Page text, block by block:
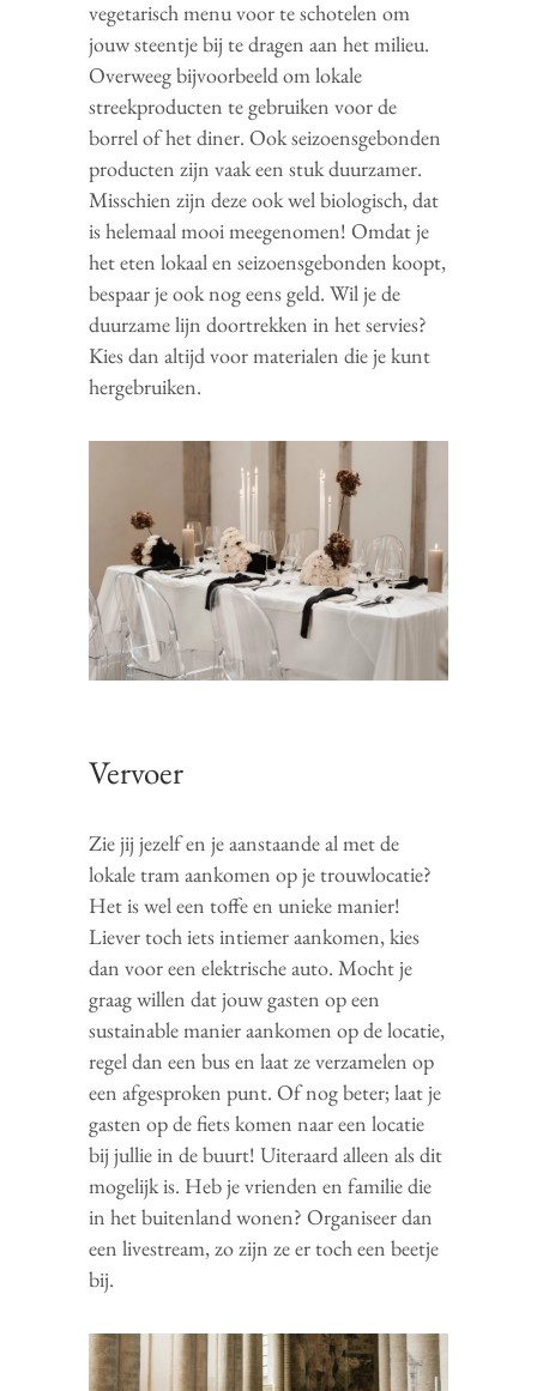
vegetarisch menu voor te schotelen om
jouw steentje bij te dragen aan het milieu.
Overweeg bijvoorbeeld om lokale
streekproducten te gebruiken voor de
borrel of het diner. Ook seizoensgebonden
producten zijn vaak een stuk duurzamer.
Misschien zijn deze ook wel biologisch, dat
is helemaal mooi meegenomen! Omdat je
het eten lokaal en seizoensgebonden koopt,
bespaar je ook nog eens geld. Wil je de
duurzame lijn doortrekken in het servies?
Kies dan altijd voor materialen die je kunt
hergebruiken.
Vervoer
Zie jij jezelf en je aanstaande al met de
lokale tram aankomen op je trouwlocatie?
Het is wel een toffe en unieke manier!
Liever toch iets intiemer aankomen, kies
dan voor een elektrische auto. Mocht je
graag willen dat jouw gasten op een
sustainable manier aankomen op de locatie,
regel dan een bus en laat ze verzamelen op
een afgesproken punt. Of nog beter; laat je
gasten op de fiets komen naar een locatie
bij jullie in de buurt! Uiteraard alleen als dit
mogelijk is. Heb je vrienden en familie die
in het buitenland wonen? Organiseer dan
een livestream, zo zijn ze er toch een beetje
bij.